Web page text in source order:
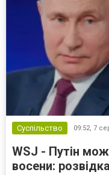
Суспільство 09:52, 7
WSJ - Путін
восени: